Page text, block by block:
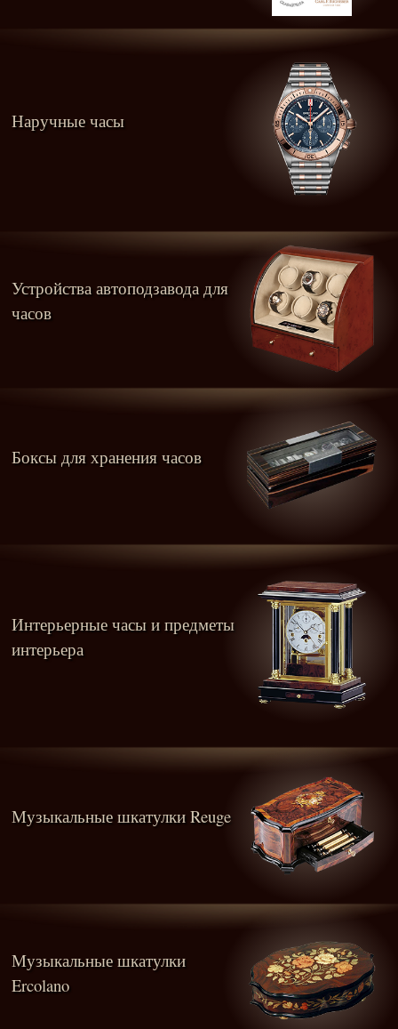
Наручные часы
Устройства автоподзавода для
часов
Боксы для хранения часов
Интерьерные часы и предметы
интерьера
Музыкальные шкатулки Reuge
Музыкальные шкатулки
Ercolano